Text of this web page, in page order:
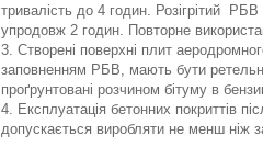
тривалість до 4 годин. Розігрітий
упродовж 2 годин. Повторне
Створені поверхні плит
заповненням РБВ, мають бути
проґрунтовані розчином бітуму в
Експлуатація бетонних покриттів
допускається виробляти не менш ніж